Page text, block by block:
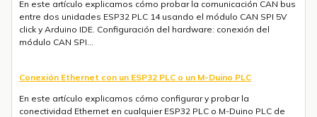
En este artículo explicamos cómo probar la comunicación CAN bus
entre dos unidades ESP32 PLC 14 usando el módulo CAN SPI 5V
click y Arduino IDE. Configuración del hardware: conexión del
módulo CAN SPI...
Conexión Ethernet con un ESP32 PLC o un M-Duino PLC
En este artículo explicamos cómo configurar y probar la
conectividad Ethernet en cualquier ESP32 PLC o M-Duino PLC de